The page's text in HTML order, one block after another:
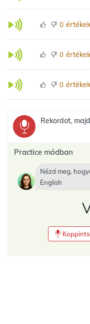
0
0
0
Rekordot,
Practice módban
Nézd meg,
English